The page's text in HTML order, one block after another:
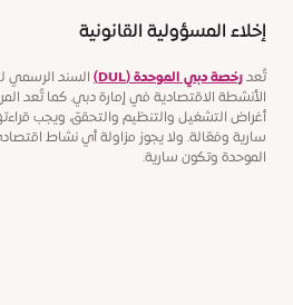
إخلاء المسؤولية القانونية
تُعد رخصة دبي الموحدة (DUL)
السند الرسمي
الأنشطة الاقتصادية في إمارة دبي. كما تُعد
أغراض التشغيل والتنظيم والتحقق، ويجب
سارية وفعّالة. ولا يجوز مزاولة أي نشاط
الموحدة وتكون سارية.